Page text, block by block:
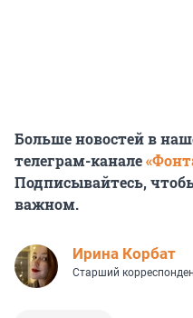
Больше новостей в
телеграм-канале
Подписывайтесь,
важном.
Иpина Корбат
Старший